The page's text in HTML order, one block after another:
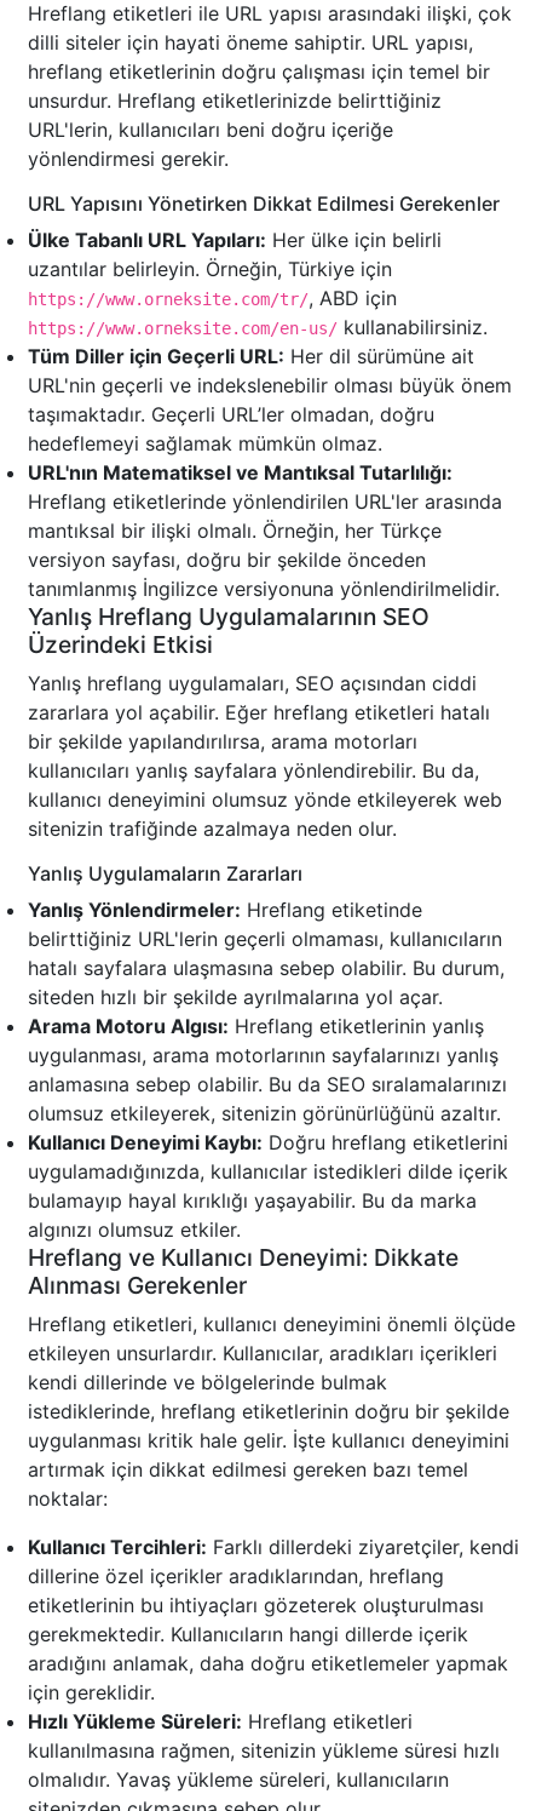
Hreflang etiketleri ile URL yapısı arasındaki ilişki, çok
dilli siteler için hayati öneme sahiptir. URL yapısı,
hreflang etiketlerinin doğru çalışması için temel bir
unsurdur. Hreflang etiketlerinizde belirttiğiniz
URL'lerin, kullanıcıları beni doğru içeriğe
yönlendirmesi gerekir.
URL Yapısını Yönetirken Dikkat Edilmesi Gerekenler
Ülke Tabanlı URL Yapıları: Her ülke için belirli
uzantılar belirleyin. Örneğin, Türkiye için
https://www.orneksite.com/tr/, ABD için
https://www.orneksite.com/en-us/ kullanabilirsiniz.
Tüm Diller için Geçerli URL: Her dil sürümüne ait
URL'nin geçerli ve indekslenebilir olması büyük önem
taşımaktadır. Geçerli URL’ler olmadan, doğru
hedeflemeyi sağlamak mümkün olmaz.
URL'nın Matematiksel ve Mantıksal Tutarlılığı:
Hreflang etiketlerinde yönlendirilen URL'ler arasında
mantıksal bir ilişki olmalı. Örneğin, her Türkçe
versiyon sayfası, doğru bir şekilde önceden
tanımlanmış İngilizce versiyonuna yönlendirilmelidir.
Yanlış Hreflang Uygulamalarının SEO
Üzerindeki Etkisi
Yanlış hreflang uygulamaları, SEO açısından ciddi
zararlara yol açabilir. Eğer hreflang etiketleri hatalı
bir şekilde yapılandırılırsa, arama motorları
kullanıcıları yanlış sayfalara yönlendirebilir. Bu da,
kullanıcı deneyimini olumsuz yönde etkileyerek web
sitenizin trafiğinde azalmaya neden olur.
Yanlış Uygulamaların Zararları
Yanlış Yönlendirmeler: Hreflang etiketinde
belirttiğiniz URL'lerin geçerli olmaması, kullanıcıların
hatalı sayfalara ulaşmasına sebep olabilir. Bu durum,
siteden hızlı bir şekilde ayrılmalarına yol açar.
Arama Motoru Algısı: Hreflang etiketlerinin yanlış
uygulanması, arama motorlarının sayfalarınızı yanlış
anlamasına sebep olabilir. Bu da SEO sıralamalarınızı
olumsuz etkileyerek, sitenizin görünürlüğünü azaltır.
Kullanıcı Deneyimi Kaybı: Doğru hreflang etiketlerini
uygulamadığınızda, kullanıcılar istedikleri dilde içerik
bulamayıp hayal kırıklığı yaşayabilir. Bu da marka
algınızı olumsuz etkiler.
Hreflang ve Kullanıcı Deneyimi: Dikkate
Alınması Gerekenler
Hreflang etiketleri, kullanıcı deneyimini önemli ölçüde
etkileyen unsurlardır. Kullanıcılar, aradıkları içerikleri
kendi dillerinde ve bölgelerinde bulmak
istediklerinde, hreflang etiketlerinin doğru bir şekilde
uygulanması kritik hale gelir. İşte kullanıcı deneyimini
artırmak için dikkat edilmesi gereken bazı temel
noktalar:
Kullanıcı Tercihleri: Farklı dillerdeki ziyaretçiler, kendi
dillerine özel içerikler aradıklarından, hreflang
etiketlerinin bu ihtiyaçları gözeterek oluşturulması
gerekmektedir. Kullanıcıların hangi dillerde içerik
aradığını anlamak, daha doğru etiketlemeler yapmak
için gereklidir.
Hızlı Yükleme Süreleri: Hreflang etiketleri
kullanılmasına rağmen, sitenizin yükleme süresi hızlı
olmalıdır. Yavaş yükleme süreleri, kullanıcıların